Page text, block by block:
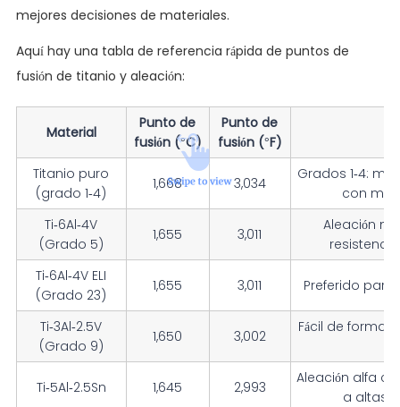
mejores decisiones de materiales.
Aquí hay una tabla de referencia rápida de puntos de
fusión de titanio y aleación:
Material
Punto de
fusión (°C)
Punto de
fusión (°F)
Titanio puro
(grado 1-4)
1,668 3,034
Grados 1-4:
con
Ti-6Al-4V
(Grado 5)
1,655 3,011
Aleación
Ti-6Al-4V ELI
(Grado 23)
1,655 3,011 Preferido
Ti-3Al-2.5V
(Grado 9)
1,650 3,002
Fácil de
Ti-5Al-2.5Sn 1,645 2,993
Aleación alfa
a altas